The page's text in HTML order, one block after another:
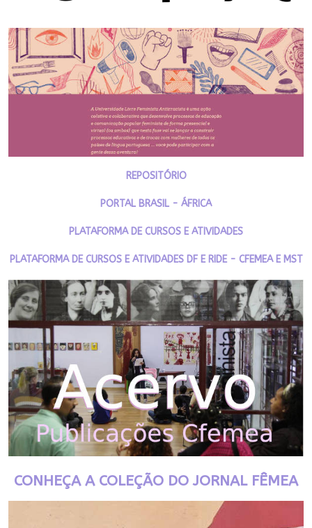
REPOSITÓRIO
PORTAL BRASIL - ÁFRICA
PLATAFORMA DE CURSOS E ATIVIDADES
PLATAFORMA DE CURSOS E ATIVIDADES DF E RIDE - CFEMEA E MST
CONHEÇA A COLEÇÃO DO JORNAL FÊMEA